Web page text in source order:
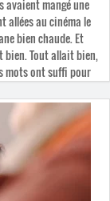
avaient mangé une
allées au cinéma le
bien chaude. Et
Tout allait bien,
mots ont suffi pour